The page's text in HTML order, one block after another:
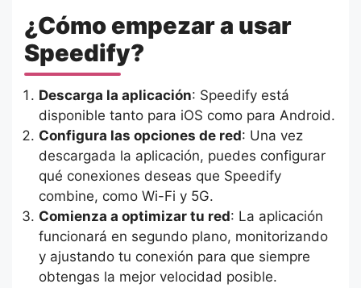
¿Cómo empezar a usar
Speedify?
Descarga la aplicación: Speedify está
disponible tanto para iOS como para Android.
Configura las opciones de red: Una vez
descargada la aplicación, puedes configurar
qué conexiones deseas que Speedify
combine, como Wi-Fi y 5G.
Comienza a optimizar tu red: La aplicación
funcionará en segundo plano, monitorizando
y ajustando tu conexión para que siempre
obtengas la mejor velocidad posible.